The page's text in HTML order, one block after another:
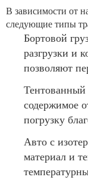
В зависимости от
следующие типы
Бортовой
разгрузки и
позволяют
Тентованный
содержимое
погрузку
Авто с
материал и